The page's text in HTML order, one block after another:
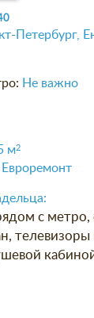
Петербург,
Не важно
м2
Евроремонт
с метро,
телевизоры